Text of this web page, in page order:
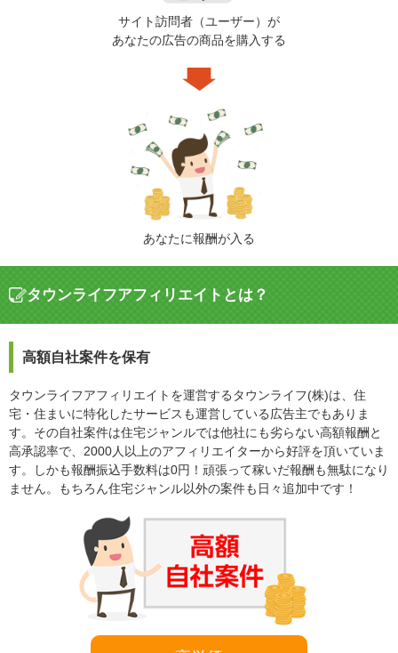
サイト訪問者（ユーザー）が
あなたの広告の商品を購入する
あなたに報酬が入る
タウンライフアフィリエイトとは？
高額自社案件を保有
タウンライフアフィリエイトを運営するタウンライフ(株)は、住
宅・住まいに特化したサービスも運営している広告主でもありま
す。その自社案件は住宅ジャンルでは他社にも劣らない高額報酬と
高承認率で、2000人以上のアフィリエイターから好評を頂いていま
す。しかも報酬振込手数料は0円！頑張って稼いだ報酬も無駄になり
ません。もちろん住宅ジャンル以外の案件も日々追加中です！